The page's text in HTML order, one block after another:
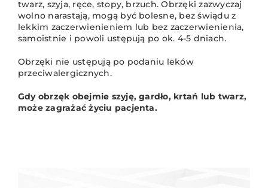
twarz, szyja, ręce, stopy, brzuch. Obrzęki zazwyczaj
wolno narastają, mogą być bolesne, bez świądu z
lekkim zaczerwienieniem lub bez zaczerwienienia,
samoistnie i powoli ustępują po ok. 4-5 dniach.
Obrzęki nie ustępują po podaniu leków
przeciwalergicznych.
Gdy obrzęk obejmie szyję, gardło, krtań lub twarz,
może zagrażać życiu pacjenta.